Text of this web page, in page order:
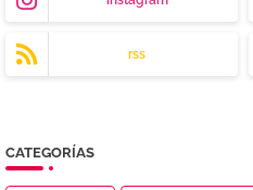
rss
CATEGORÍAS